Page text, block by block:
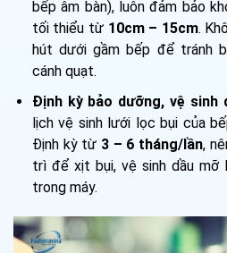
bếp âm bàn), luôn đảm bảo
tối thiểu từ 10cm – 15cm.
hút dưới gầm bếp để tránh
cánh quạt.
Định kỳ bảo dưỡng, vệ sinh
lịch vệ sinh lưới lọc bụi của
Định kỳ từ 3 – 6 tháng/lần,
trì để xịt bụi, vệ sinh dầu mỡ
trong máy.